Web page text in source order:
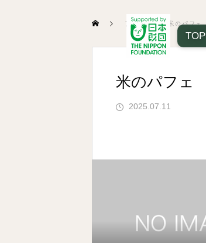
TOP
ブログ 米のパフェ
米のパフェ
2025.07.11